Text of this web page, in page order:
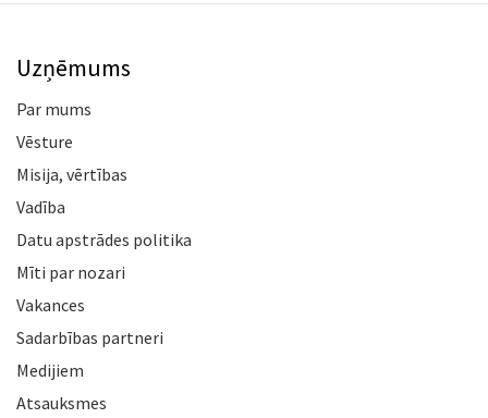
Uzņēmums
Par mums
Vēsture
Misija, vērtības
Vadība
Datu apstrādes politika
Mīti par nozari
Vakances
Sadarbības partneri
Medijiem
Atsauksmes